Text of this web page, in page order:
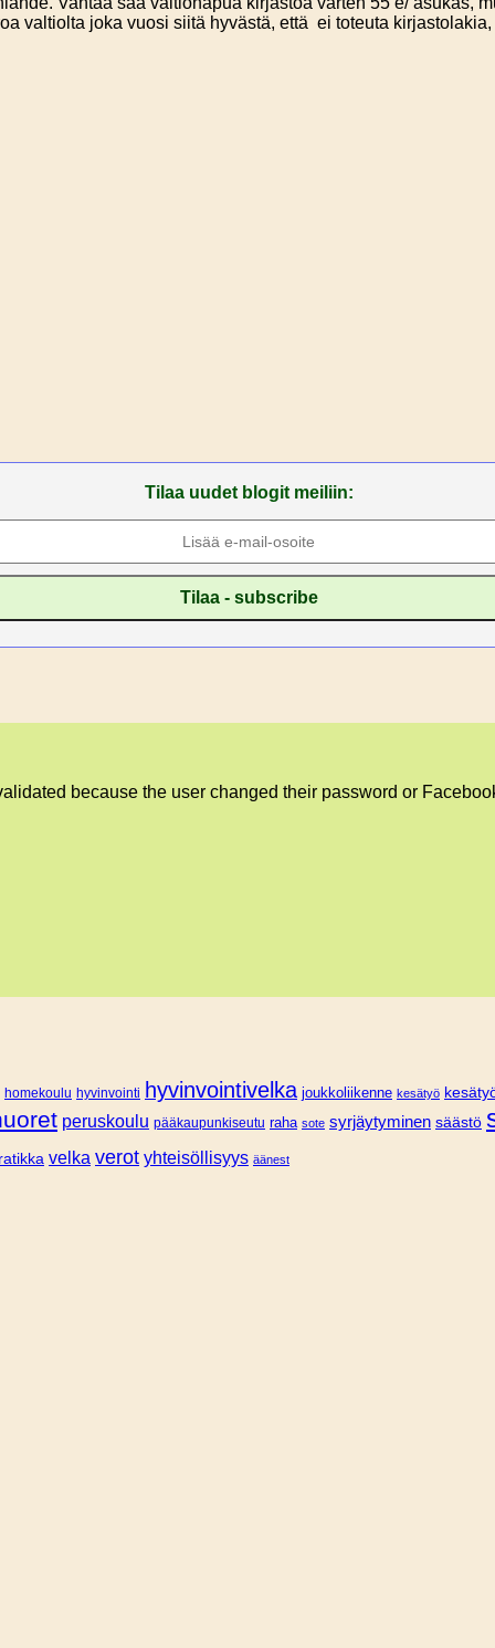
valtiolta joka vuosi siitä hyvästä, että ei toteuta
Tilaa uudet blogit meiliin:
because the user changed their password or
homekoulu hyvinvointi hyvinvointivelka joukkoliikenne kesätyö
peruskoulu pääkaupunkiseutu raha sote syrjäytyminen säästö
velka verot yhteisöllisyys äänest